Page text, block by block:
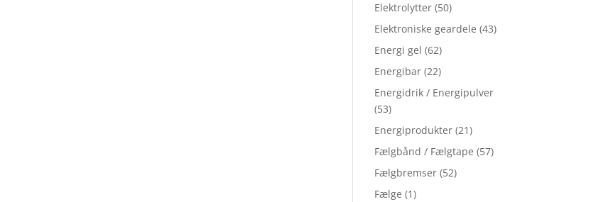
Elektrolytter (50)
Elektroniske geardele (43)
Energi gel (62)
Energibar (22)
Energidrik / Energipulver
(53)
Energiprodukter (21)
Fælgbånd / Fælgtape (57)
Fælgbremser (52)
Fælge (1)